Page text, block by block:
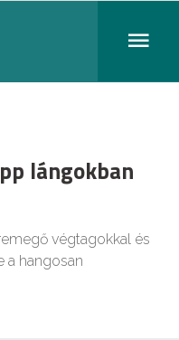
lángokban
végtagokkal és
a hangosan